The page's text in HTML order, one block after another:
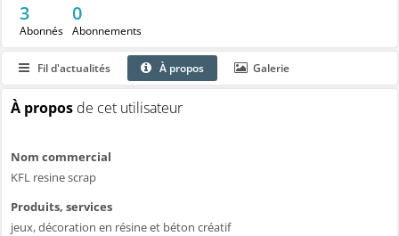
3
Abonnés
0
Abonnements
Fil d'actualités À propos Galerie
À propos de cet utilisateur
Nom commercial
KFL resine scrap
Produits, services
jeux, décoration en résine et béton créatif